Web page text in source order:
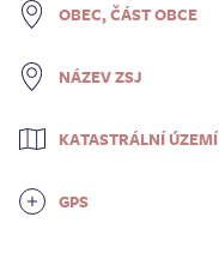
OBEC, ČÁST OBCE
NÁZEV ZSJ
KATASTRÁLNÍ ÚZEMÍ
GPS